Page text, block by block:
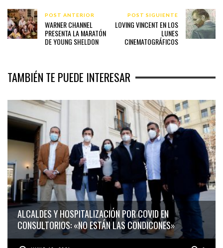
POST ANTERIOR
WARNER CHANNEL
PRESENTA LA MARATÓN
DE YOUNG SHELDON
POST SIGUIENTE
LOVING VINCENT EN LOS
LUNES
CINEMATOGRÁFICOS
TAMBIÉN TE PUEDE INTERESAR
ALCALDES Y HOSPITALIZACIÓN POR COVID EN
CONSULTORIOS: «NO ESTÁN LAS CONDICONES»